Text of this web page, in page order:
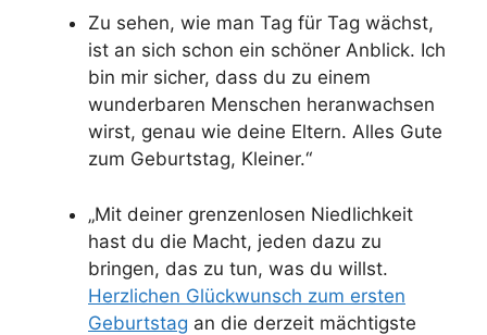
Zu sehen, wie man Tag für Tag wächst,
ist an sich schon ein schöner Anblick. Ich
bin mir sicher, dass du zu einem
wunderbaren Menschen heranwachsen
wirst, genau wie deine Eltern. Alles Gute
zum Geburtstag, Kleiner.“
„Mit deiner grenzenlosen Niedlichkeit
hast du die Macht, jeden dazu zu
bringen, das zu tun, was du willst.
Herzlichen Glückwunsch zum ersten
Geburtstag an die derzeit mächtigste